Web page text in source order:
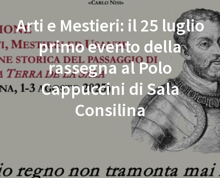
Arti e Mestieri: il 25 luglio
primo evento della
rassegna al Polo
Cappuccini di Sala
Consilina